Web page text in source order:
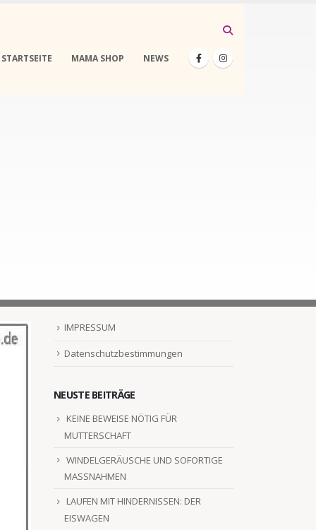
STARTSEITE MAMA SHOP NEWS
IMPRESSUM
Datenschutzbestimmungen
NEUSTE BEITRÄGE
KEINE BEWEISE NÖTIG FÜR
MUTTERSCHAFT
WINDELGERÄUSCHE UND SOFORTIGE
MASSNAHMEN
LAUFEN MIT HINDERNISSEN: DER
EISWAGEN